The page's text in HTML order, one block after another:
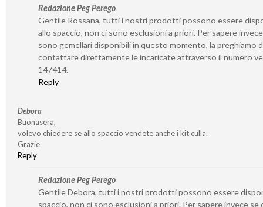
Redazione Peg Perego
Gentile Rossana, tutti i nostri prodotti possono essere
allo spaccio, non ci sono esclusioni a priori. Per sapere
sono gemellari disponibili in questo momento, la preghiamo
contattare direttamente le incaricate attraverso il numero
147414.
Reply
Debora
Buonasera,
volevo chiedere se allo spaccio vendete anche i kit culla.
Grazie
Reply
Redazione Peg Perego
Gentile Debora, tutti i nostri prodotti possono essere
spaccio, non ci sono esclusioni a priori. Per sapere invece se